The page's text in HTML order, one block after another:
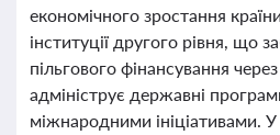
економічного зростання
інституції другого рівня, що
пільгового фінансування
адмініструє державні
міжнародними ініціативами.